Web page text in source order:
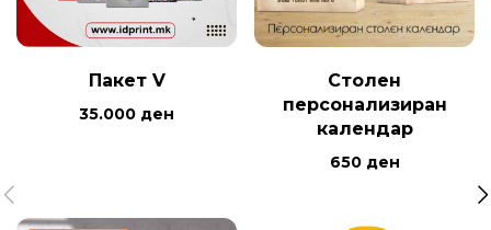
Пакет V
35.000 ден
Столен
персонализиран
календар
650 ден